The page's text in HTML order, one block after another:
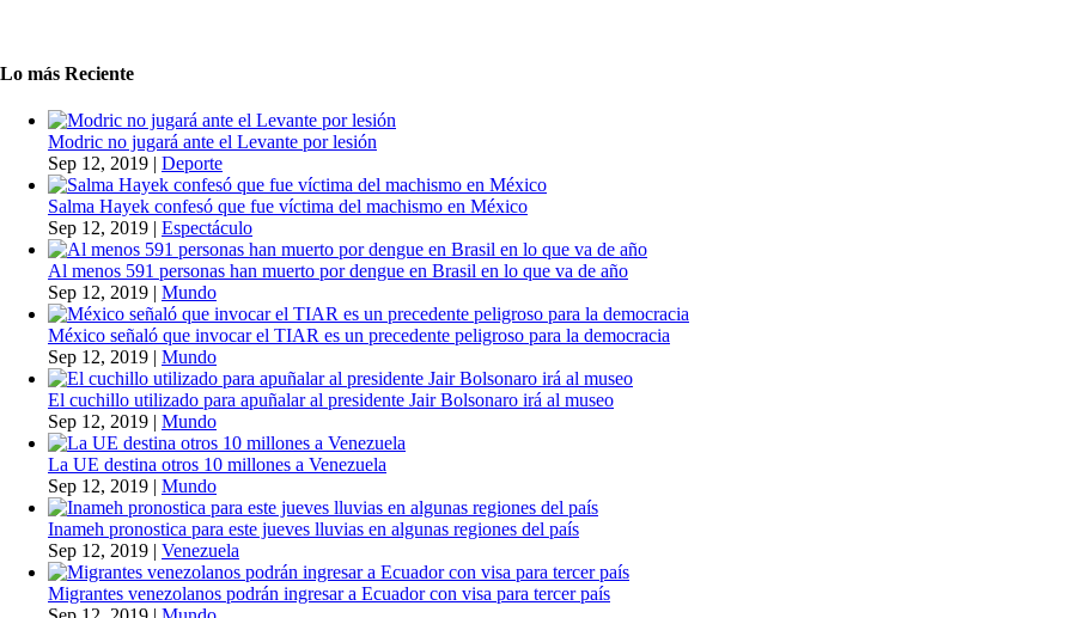
Lo más Reciente
Modric no jugará ante el Levante por lesión
Sep 12, 2019 | Deporte
Salma Hayek confesó que fue víctima del machismo en México
Sep 12, 2019 | Espectáculo
Al menos 591 personas han muerto por dengue en Brasil en lo que va de año
Sep 12, 2019 | Mundo
México señaló que invocar el TIAR es un precedente peligroso para la democracia
Sep 12, 2019 | Mundo
El cuchillo utilizado para apuñalar al presidente Jair Bolsonaro irá al museo
Sep 12, 2019 | Mundo
La UE destina otros 10 millones a Venezuela
Sep 12, 2019 | Mundo
Inameh pronostica para este jueves lluvias en algunas regiones del país
Sep 12, 2019 | Venezuela
Migrantes venezolanos podrán ingresar a Ecuador con visa para tercer país